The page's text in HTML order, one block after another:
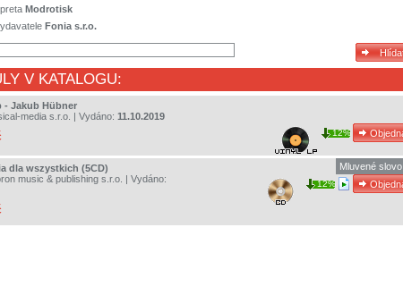
Modrotisk
Fonia s.r.o.
V KATALOGU:
- Jakub Hübner
media s.r.o. | Vydáno: 11.10.2019
12%
dla wszystkich (5CD)
music & publishing s.r.o. | Vydáno:
Mluvené slovo
12%